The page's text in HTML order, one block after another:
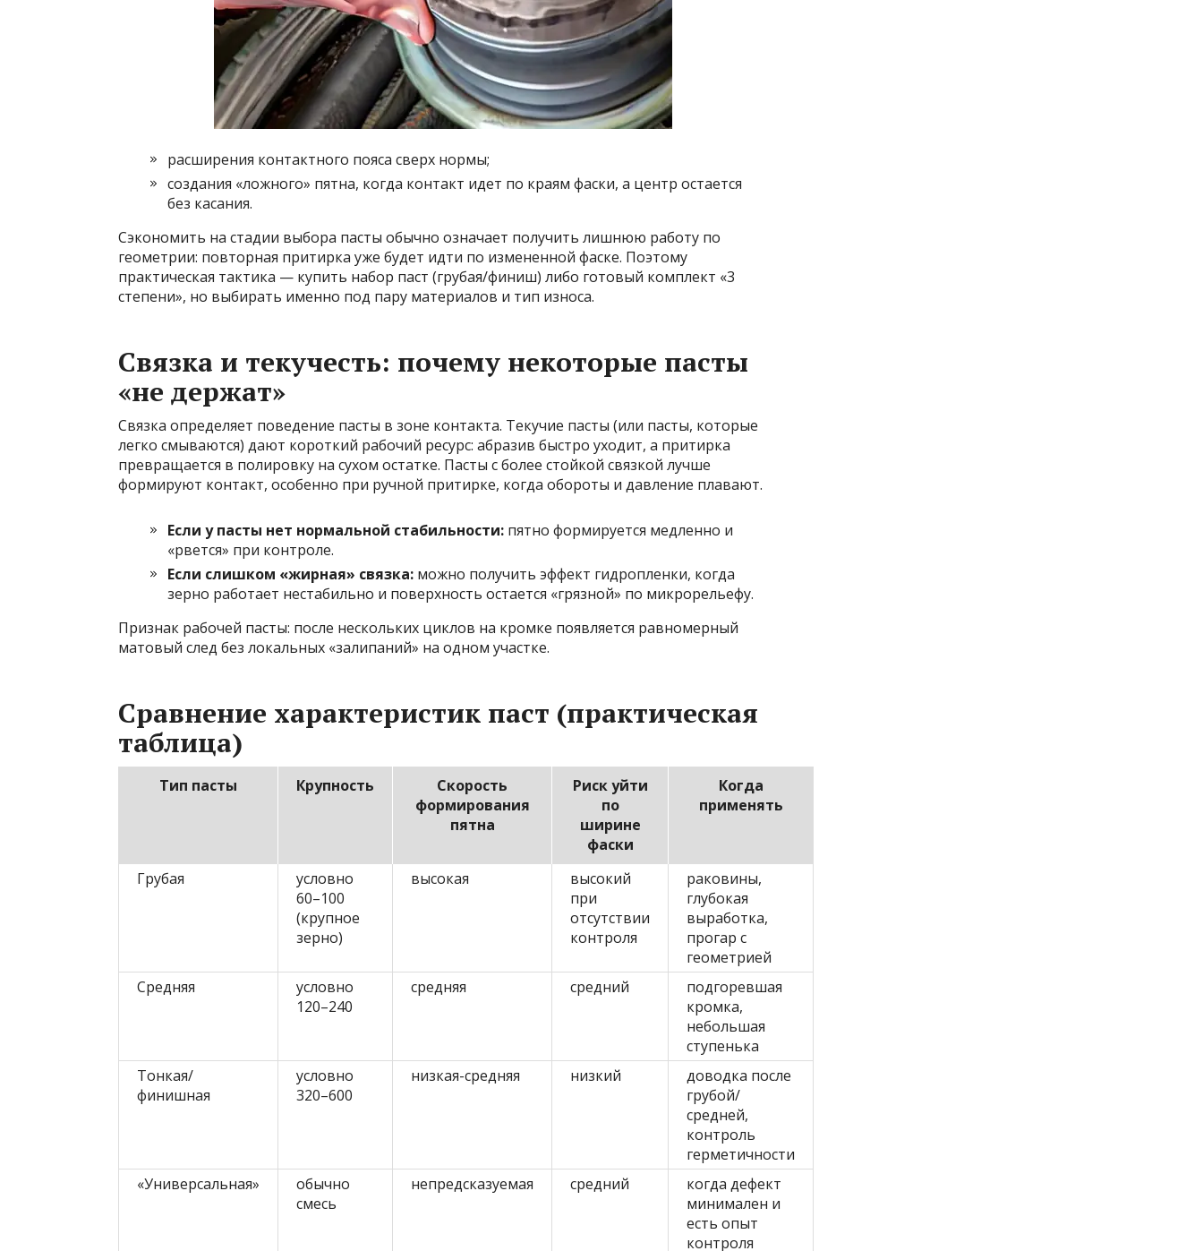
расширения контактного пояса сверх нормы;
создания «ложного» пятна, когда контакт идет по краям фаски, а центр остается
без касания.
Сэкономить на стадии выбора пасты обычно означает получить лишнюю работу по
геометрии: повторная притирка уже будет идти по измененной фаске. Поэтому
практическая тактика — купить набор паст (грубая/финиш) либо готовый комплект «3
степени», но выбирать именно под пару материалов и тип износа.
Связка и текучесть: почему некоторые пасты
«не держат»
Связка определяет поведение пасты в зоне контакта. Текучие пасты (или пасты, которые
легко смываются) дают короткий рабочий ресурс: абразив быстро уходит, а притирка
превращается в полировку на сухом остатке. Пасты с более стойкой связкой лучше
формируют контакт, особенно при ручной притирке, когда обороты и давление плавают.
Если у пасты нет нормальной стабильности: пятно формируется медленно и
«рвется» при контроле.
Если слишком «жирная» связка: можно получить эффект гидропленки, когда
зерно работает нестабильно и поверхность остается «грязной» по микрорельефу.
Признак рабочей пасты: после нескольких циклов на кромке появляется равномерный
матовый след без локальных «залипаний» на одном участке.
Сравнение характеристик паст (практическая
таблица)
Тип пасты Крупность
Скорость
формирования
пятна
Риск уйти
по
ширине
фаски
Когда
применять
Грубая
условно
60–100
(крупное
зерно)
высокая
высокий
при
отсутствии
контроля
раковины,
глубокая
выработка,
прогар с
геометрией
Средняя
условно
120–240
средняя средний
подгоревшая
кромка,
небольшая
ступенька
Тонкая/
финишная
условно
320–600
низкая-средняя низкий
доводка после
грубой/
средней,
контроль
герметичности
«Универсальная»
обычно
смесь
непредсказуемая средний
когда дефект
минимален и
есть опыт
контроля